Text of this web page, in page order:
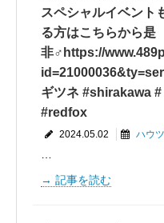
スペシャルイベント
る方はこちらから是
非‍♂️https://
ギツネ #shirakawa
#redfox
2024.05.02 ハウ
記事を読む